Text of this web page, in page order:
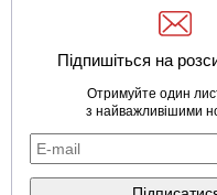
Підпишіться на
Отримуйте один
з найважливішими